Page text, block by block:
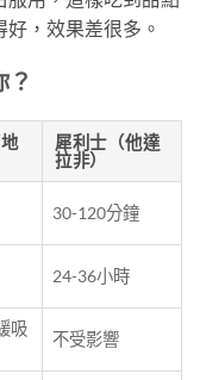
，效果差很多。
？
犀利士（他達
拉非）
30-120分鐘
24-36小時
吸
不受影響